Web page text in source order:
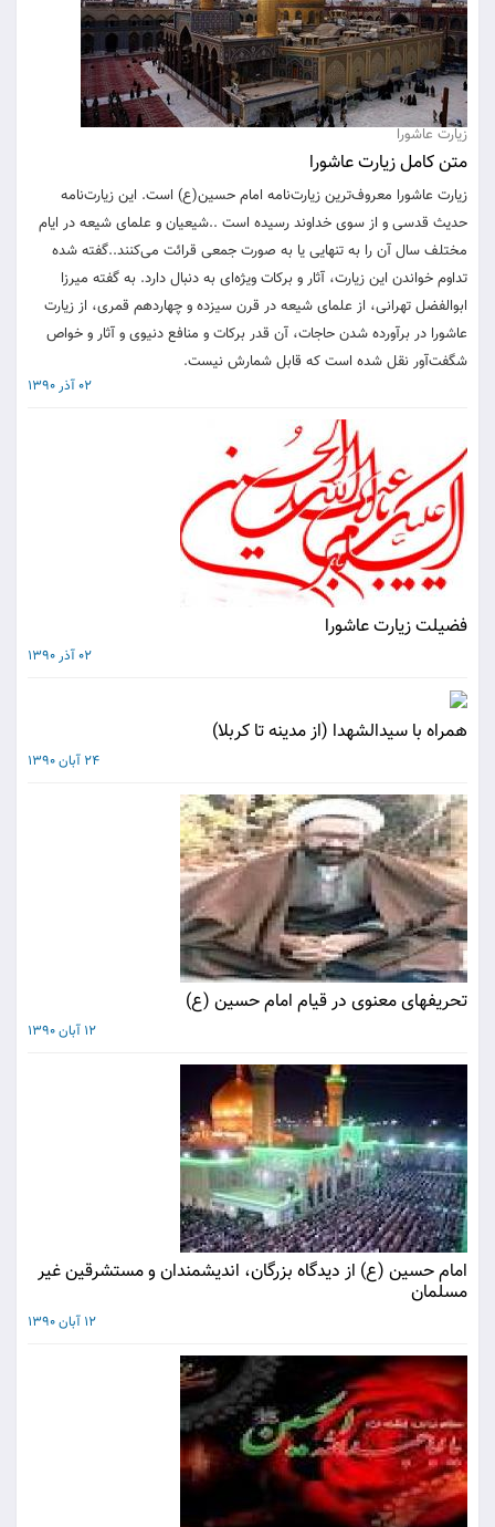
زیارت عاشورا
متن کامل زیارت عاشورا
زیارت عاشورا معروف‌ترین زیارت‌نامه امام حسین(ع) است. این زیارت‌نامه
حدیث قدسی و از سوی خداوند رسیده است ..شیعیان و علمای شیعه در ایام
مختلف سال آن را به تنهایی یا به صورت جمعی قرائت می‌کنند..گفته شده
تداوم خواندن این زیارت، آثار و برکات ویژه‌ای به دنبال دارد. به گفته میرزا
ابوالفضل تهرانی، از علمای شیعه در قرن سیزده و چهاردهم قمری، از زیارت
عاشورا در برآورده شدن حاجات، آن قدر برکات و منافع دنیوی و آثار و خواص
شگفت‌آور نقل شده است که قابل شمارش نیست.
02 آذر 1390
فضیلت زیارت عاشورا
02 آذر 1390
همراه با سيدالشهدا (از مدينه تا كربلا)
24 آبان 1390
تحریفهای معنوی در قیام امام حسین (ع)
12 آبان 1390
امام حسین (ع) از دیدگاه بزرگان، اندیشمندان و مستشرقین غیر
مسلمان
12 آبان 1390